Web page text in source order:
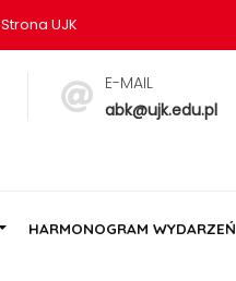
Strona UJK
E-MAIL
abk@ujk.edu.pl
HARMONOGRAM WYDARZEŃ